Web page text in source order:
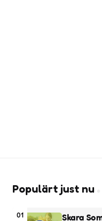
Populärt just nu
01 Skara